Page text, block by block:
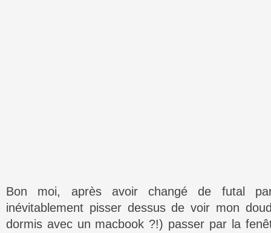
Bon moi, après avoir changé de futal
inévitablement pisser dessus de voir mon
dormis avec un macbook ?!) passer par la